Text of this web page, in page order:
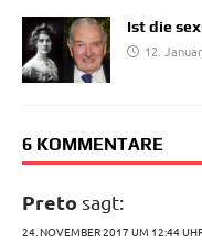
Ist die
12.
6 KOMMENTARE
Preto sagt:
24. NOVEMBER 2017 UM 12:44